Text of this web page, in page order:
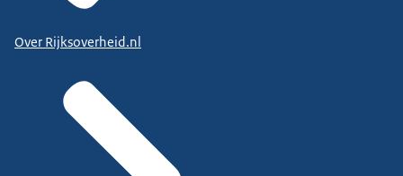
Over Rijksoverheid.nl